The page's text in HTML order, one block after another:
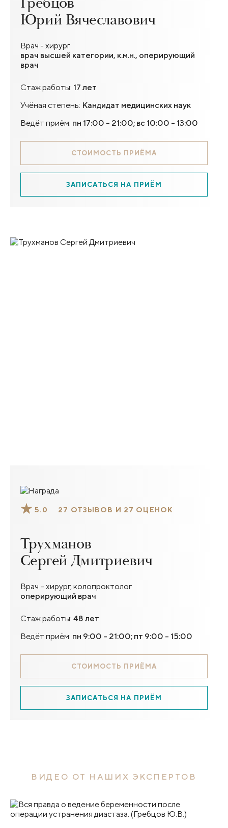
Юрий Вячеславович
Врач - хирург
врач высшей категории, к.м.н., оперирующий
врач
Стаж работы: 17 лет
Учёная степень: Кандидат медицинских наук
Ведёт приём: пн 17:00 - 21:00; вс 10:00 - 13:00
СТОИМОСТЬ ПРИЁМА
ЗАПИСАТЬСЯ НА ПРИЁМ
5.0 27 ОТЗЫВОВ И 27 ОЦЕНОК
Трухманов
Сергей Дмитриевич
Врач – хирург, колопроктолог
оперирующий врач
Стаж работы: 48 лет
Ведёт приём: пн 9:00 - 21:00; пт 9:00 - 15:00
СТОИМОСТЬ ПРИЁМА
ЗАПИСАТЬСЯ НА ПРИЁМ
ВИДЕО ОТ НАШИХ ЭКСПЕРТОВ